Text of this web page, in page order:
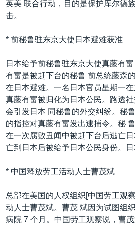
英美 联合行动，目的是保护库尔德
击。
* 前秘鲁驻东京大使日本避难获准
日本给予前秘鲁驻东京大使真藤有
有富是被赶下台的秘鲁 前总统藤森
在日本避难。一名日本官员星期一
真藤有富被归化为日本公民。路透
会引发日本 同秘鲁的外交纠纷。秘
的指控对真藤有富发出逮捕令。秘
在一次腐败丑闻中被赶下台后逃亡
亡到日本后被给予日本公民身份。日
* 中国释放劳工活动人士曹茂斌
总部在美国的人权组织[中国劳工观
动人士曹茂斌。曹茂 斌因为试图组
病院 7 个月。中国劳工观察说，曹